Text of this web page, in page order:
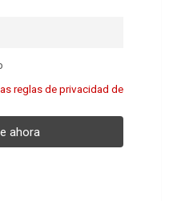
reglas de privacidad de